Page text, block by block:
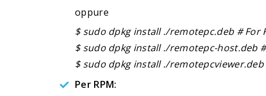
oppure
$ sudo dpkg install ./remotepc.deb # For
$ sudo dpkg install ./remotepc-host.deb
$ sudo dpkg install ./remotepcviewer.deb
Per RPM: